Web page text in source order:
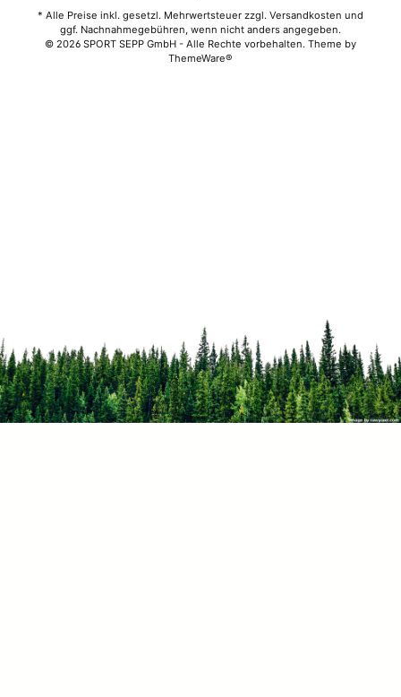
* Alle Preise inkl. gesetzl. Mehrwertsteuer zzgl. Versandkosten und
ggf. Nachnahmegebühren, wenn nicht anders angegeben.
© 2026 SPORT SEPP GmbH - Alle Rechte vorbehalten. Theme by
ThemeWare®